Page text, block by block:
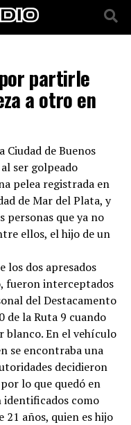
partirle
a otro en
Ciudad de Buenos
ser golpeado
pelea registrada en
de Mar del Plata, y
personas que ya no
ellos, el hijo de un
los dos apresados
fueron interceptados
del Destacamento
de la Ruta 9 cuando
blanco. En el vehículo
se encontraba una
decidieron
lo que quedó en
como
años, quien es hijo